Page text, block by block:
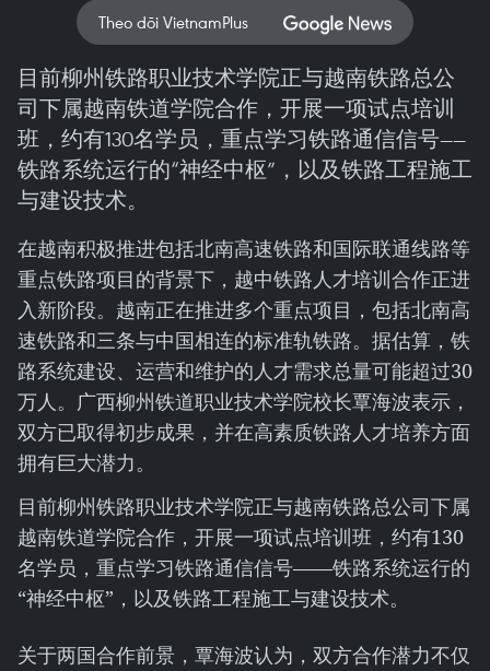
Theo dõi VietnamPlus
目前柳州铁路职业技术学院正与越南铁路总公
司下属越南铁道学院合作，开展一项试点培训
班，约有130名学员，重点学习铁路通信信号——
铁路系统运行的“神经中枢”，以及铁路工程施工
与建设技术。
在越南积极推进包括北南高速铁路和国际联通线路等
重点铁路项目的背景下，越中铁路人才培训合作正进
入新阶段。越南正在推进多个重点项目，包括北南高
速铁路和三条与中国相连的标准轨铁路。据估算，铁
路系统建设、运营和维护的人才需求总量可能超过30
万人。广西柳州铁道职业技术学院校长覃海波表示，
双方已取得初步成果，并在高素质铁路人才培养方面
拥有巨大潜力。
目前柳州铁路职业技术学院正与越南铁路总公司下属
越南铁道学院合作，开展一项试点培训班，约有130
名学员，重点学习铁路通信信号——铁路系统运行的
“神经中枢”，以及铁路工程施工与建设技术。
关于两国合作前景，覃海波认为，双方合作潜力不仅